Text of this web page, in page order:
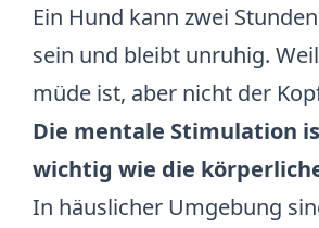
Ein Hund kann zwei
sein und bleibt unruhig.
müde ist, aber nicht der
Die mentale Stimulation
wichtig wie die
In häuslicher Umgebung